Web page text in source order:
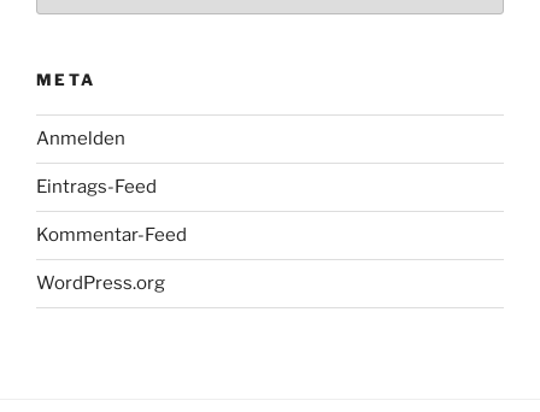
META
Anmelden
Eintrags-Feed
Kommentar-Feed
WordPress.org